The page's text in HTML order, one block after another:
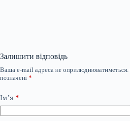
Залишити відповідь
Ваша e-mail адреса не оприлюднюватиметься.
позначені *
Ім’я *